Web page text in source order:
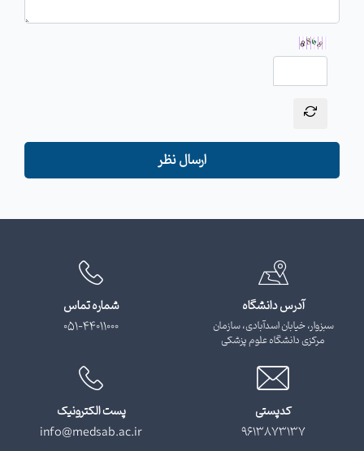
ارسال نظر
آدرس دانشگاه
سبزوار، خیابان اسدآبادی، سازمان
مرکزی دانشگاه علوم پزشکی
شماره تماس
051-44011000
کدپستی
9613873137
پست الکترونیک
info@medsab.ac.ir